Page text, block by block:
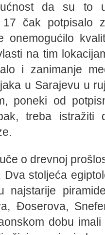
da su to
17 čak potpisalo
onemogućilo
na tim
i zanimanje
u Sarajevu u
poneki od
treba istražiti
o drevnoj
Dva stoljeća
najstarije
Đoserova,
dobu